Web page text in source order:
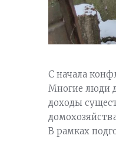
С начала
Многие люди
доходы
В рамках